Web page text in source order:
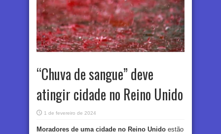
“Chuva de sangue” deve
atingir cidade no Reino Unido
1 de fevereiro de 2024
Moradores de uma cidade no Reino Unido estão